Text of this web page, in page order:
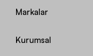
Markalar
Kurumsal